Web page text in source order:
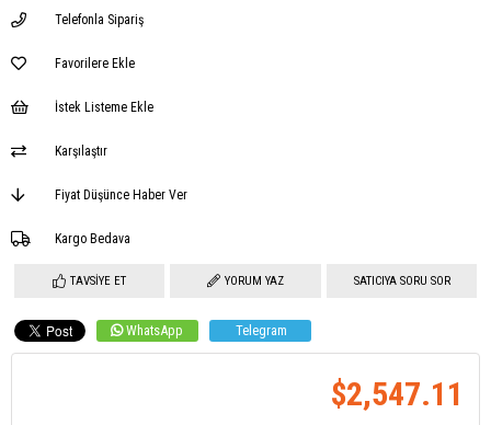
Telefonla Sipariş
Favorilere Ekle
İstek Listeme Ekle
Karşılaştır
Fiyat Düşünce Haber Ver
Kargo Bedava
TAVSIYE ET YORUM YAZ SATICIYA SORU SOR
WhatsApp Telegram
$2,547.11